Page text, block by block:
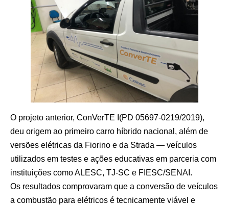
O projeto anterior, ConVerTE I(PD 05697-0219/2019),
deu origem ao primeiro carro híbrido nacional, além de
versões elétricas da Fiorino e da Strada — veículos
utilizados em testes e ações educativas em parceria com
instituições como ALESC, TJ-SC e FIESC/SENAI.
Os resultados comprovaram que a conversão de veículos
a combustão para elétricos é tecnicamente viável e